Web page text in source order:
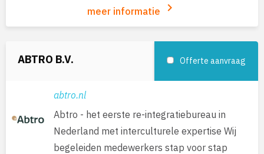
meer informatie keyboard_arrow_right
ABTRO B.V. Offerte aanvraag
abtro.nl
Abtro - het eerste re-integratiebureau in
Nederland met interculturele expertise Wij
begeleiden medewerkers stap voor stap